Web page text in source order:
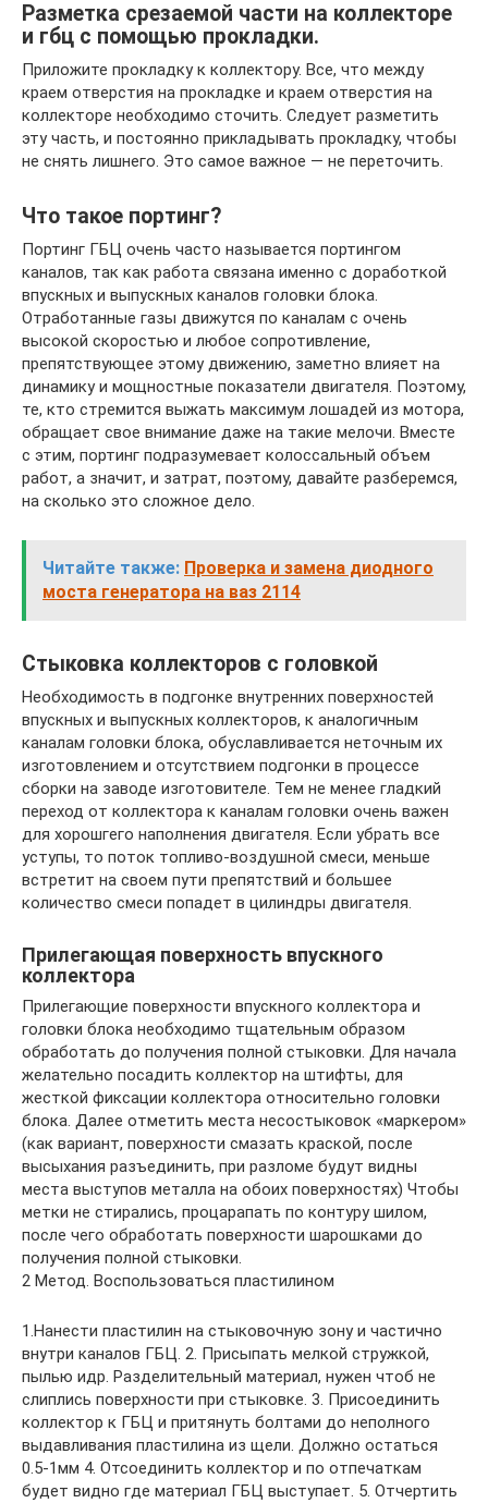
Разметка срезаемой части на коллекторе
и гбц с помощью прокладки.
Приложите прокладку к коллектору. Все, что между
краем отверстия на прокладке и краем отверстия на
коллекторе необходимо сточить. Следует разметить
эту часть, и постоянно прикладывать прокладку, чтобы
не снять лишнего. Это самое важное — не переточить.
Что такое портинг?
Портинг ГБЦ очень часто называется портингом
каналов, так как работа связана именно с доработкой
впускных и выпускных каналов головки блока.
Отработанные газы движутся по каналам с очень
высокой скоростью и любое сопротивление,
препятствующее этому движению, заметно влияет на
динамику и мощностные показатели двигателя. Поэтому,
те, кто стремится выжать максимум лошадей из мотора,
обращает свое внимание даже на такие мелочи. Вместе
с этим, портинг подразумевает колоссальный объем
работ, а значит, и затрат, поэтому, давайте разберемся,
на сколько это сложное дело.
Читайте также: Проверка и замена диодного
моста генератора на ваз 2114
Стыковка коллекторов с головкой
Необходимость в подгонке внутренних поверхностей
впускных и выпускных коллекторов, к аналогичным
каналам головки блока, обуславливается неточным их
изготовлением и отсутствием подгонки в процессе
сборки на заводе изготовителе. Тем не менее гладкий
переход от коллектора к каналам головки очень важен
для хорошгего наполнения двигателя. Если убрать все
уступы, то поток топливо-воздушной смеси, меньше
встретит на своем пути препятствий и большее
количество смеси попадет в цилиндры двигателя.
Прилегающая поверхность впускного
коллектора
Прилегающие поверхности впускного коллектора и
головки блока необходимо тщательным образом
обработать до получения полной стыковки. Для начала
желательно посадить коллектор на штифты, для
жесткой фиксации коллектора относительно головки
блока. Далее отметить места несостыковок «маркером»
(как вариант, поверхности смазать краской, после
высыхания разъединить, при разломе будут видны
места выступов металла на обоих поверхностях) Чтобы
метки не стирались, процарапать по контуру шилом,
после чего обработать поверхности шарошками до
получения полной стыковки.
2 Метод. Воспользоваться пластилином
1.Нанести пластилин на стыковочную зону и частично
внутри каналов ГБЦ. 2. Присыпать мелкой стружкой,
пылью идр. Разделительный материал, нужен чтоб не
слиплись поверхности при стыковке. 3. Присоединить
коллектор к ГБЦ и притянуть болтами до неполного
выдавливания пластилина из щели. Должно остаться
0.5-1мм 4. Отсоединить коллектор и по отпечаткам
будет видно где материал ГБЦ выступает. 5. Отчертить